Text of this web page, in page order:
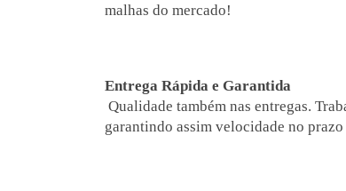
malhas do mercado!
Entrega Rápida e Garantida
Qualidade também nas entregas.
garantindo assim velocidade no